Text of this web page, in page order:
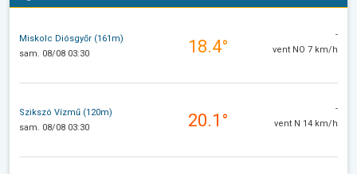
Miskolc Diósgyőr (161m)
sam. 08/08 03:30
18.4°
-
vent NO 7 km/h
Szikszó Vízmű (120m)
sam. 08/08 03:30
20.1°
-
vent N 14 km/h